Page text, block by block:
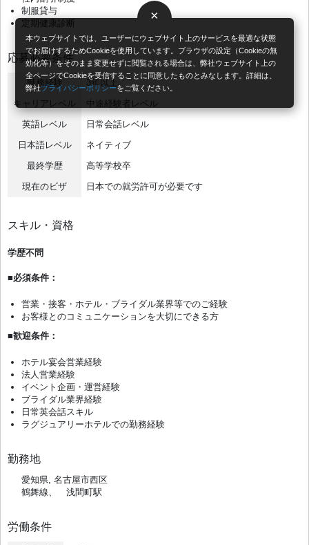
×
本ウェブサイトでは、ユーザーにウェブサイト上のサービスを最適な状態
でお届けするためCookieを使用しています。ブラウザの設定（Cookieの無
効化等）をそのまま変更せずに閲覧される場合は、弊社ウェブサイト上の
全ページでCookieを受信することに同意したものとみなします。詳細は、
弊社プライバシーポリシーをご覧ください。
制服貸与
定期健康診断
応募必要条件
職務経験
3年以上
キャリアレベル
中途経験者レベル
英語レベル
日常会話レベル
日本語レベル
ネイティブ
最終学歴
高等学校卒
現在のビザ
日本での就労許可が必要です
スキル・資格
学歴不問
■必須条件：
営業・接客・ホテル・ブライダル業界等でのご経験
お客様とのコミュニケーションを大切にできる方
■歓迎条件：
ホテル宴会営業経験
法人営業経験
イベント企画・運営経験
ブライダル業界経験
日常英会話スキル
ラグジュアリーホテルでの勤務経験
勤務地
愛知県, 名古屋市西区
鶴舞線、 浅間町駅
労働条件